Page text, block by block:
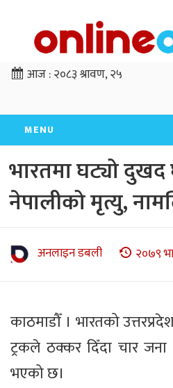
आज :२०८३ श्रावण, २५
MENU
भारतमा घट्यो
नेपालीको मृत्यु,
अनलाइन डबली २०७९
काठमाडौँ । भारतको
ट्रकले ठक्कर दिँदा चार
भएको छ।